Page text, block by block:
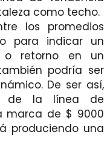
como techo.
los promedios
para indicar un
o retorno en un
podría ser
De ser así,
de la línea de
marca de $ 9000
produciendo una